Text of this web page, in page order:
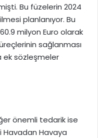
Bu füzelerin 2024
planlanıyor. Bu
milyon Euro olarak
sağlanması
ek sözleşmeler
önemli tedarik ise
Havadan Havaya